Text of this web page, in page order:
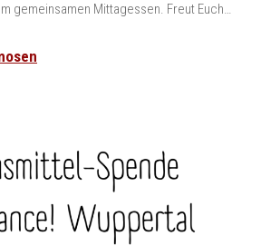
gemeinsamen Mittagessen. Freut Euch…